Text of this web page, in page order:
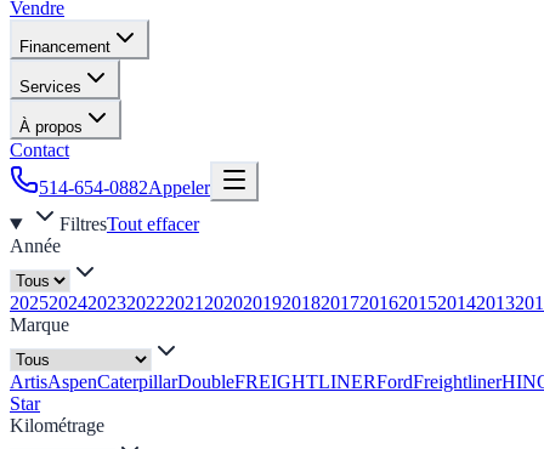
Vendre
Financement
Services
À propos
Contact
514-654-0882Appeler
FiltresTout effacer
Année
20252024202320222021 20202019201820172016201520142013
Marque
ArtisAspenCaterpillarDoubleFREIGHTLINERFordFreightliner
Star
Kilométrage